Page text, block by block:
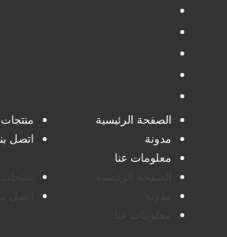
الصفحة الرئيسية
منتجات
مدونة
اتصل بنا
معلومات عنا
الصفحة الرئيسية
منتجات
مدونة
اتصل بنا
معلومات عنا